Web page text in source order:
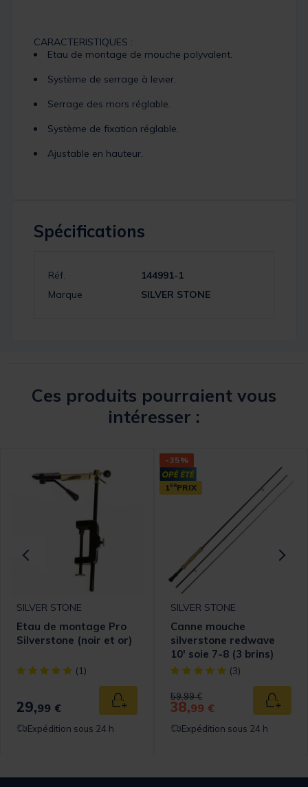
CARACTERISTIQUES :
Etau de montage de mouche polyvalent.
Système de serrage à levier.
Serrage des mors réglable.
Système de fixation réglable.
Ajustable en hauteur.
Spécifications
Réf.
144991-1
Marque
SILVER STONE
Ces produits pourraient vous
intéresser :
Rating
panier
SILVER STONE
Etau de montage Pro
Silverstone (noir et or)
[object Object] out of 5 Customer Rating
(1)
29,99 € Ajouter au panier
Expédition sous 24 h
-35%
1 ERPRIX
SILVER STONE
Canne mouche
silverstone redwave
10' soie 7-8 (3 brins)
[object Object] out of 5
(3)
Price reduced from
59,99 €to
38,99 €
Expédition sous 24 h